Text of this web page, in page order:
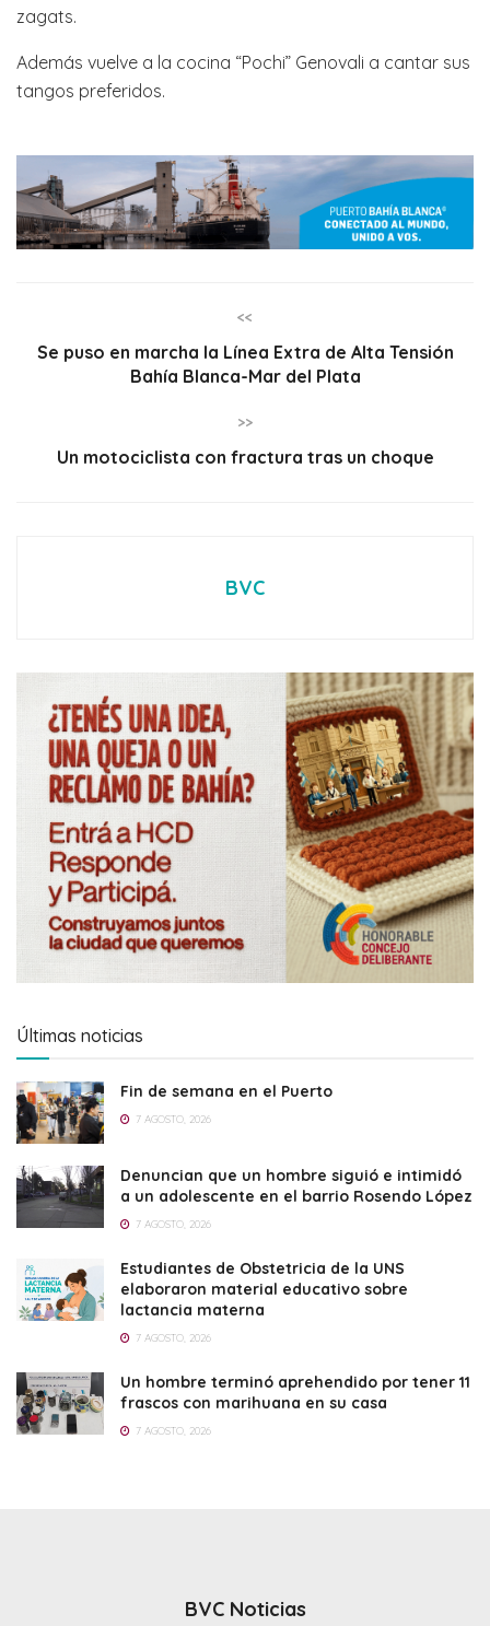
zagats.
Además vuelve a la cocina “Pochi” Genovali a cantar sus
tangos preferidos.
<<
Se puso en marcha la Línea Extra de Alta Tensión
Bahía Blanca-Mar del Plata
>>
Un motociclista con fractura tras un choque
BVC
Últimas noticias
Fin de semana en el Puerto
7 AGOSTO, 2026
Denuncian que un hombre siguió e intimidó
a un adolescente en el barrio Rosendo López
7 AGOSTO, 2026
Estudiantes de Obstetricia de la UNS
elaboraron material educativo sobre
lactancia materna
7 AGOSTO, 2026
Un hombre terminó aprehendido por tener 11
frascos con marihuana en su casa
7 AGOSTO, 2026
BVC Noticias